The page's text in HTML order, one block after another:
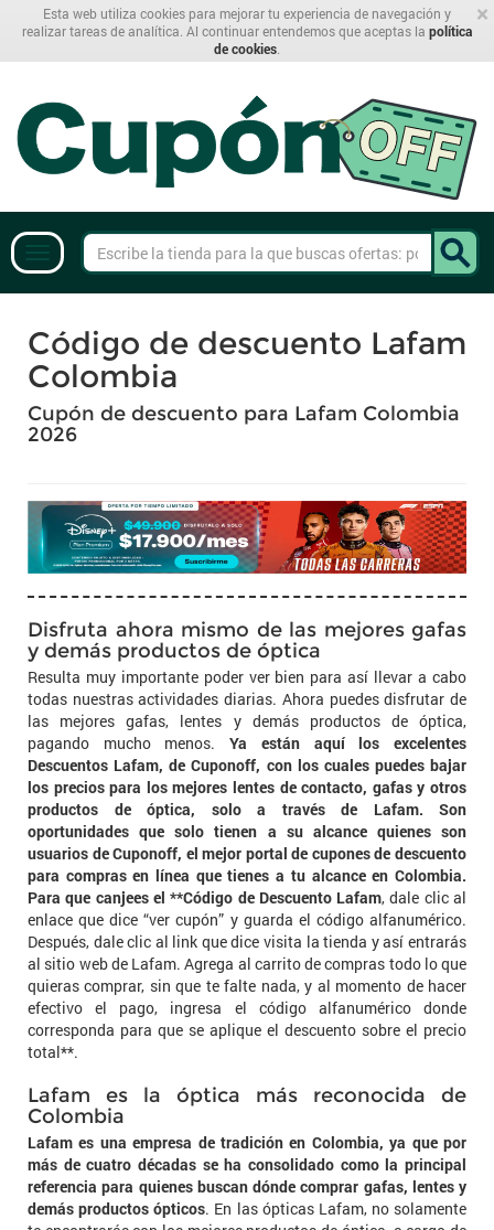
×
Esta web utiliza cookies para mejorar tu experiencia de navegación y
realizar tareas de analítica. Al continuar entendemos que aceptas la política
de cookies
Código de descuento Lafam
Colombia
Cupón de descuento para Lafam Colombia
2026
Disfruta ahora mismo de las mejores gafas
y demás productos de óptica
Resulta muy importante poder ver bien para así llevar a cabo
todas nuestras actividades diarias. Ahora puedes disfrutar de
las mejores gafas, lentes y demás productos de óptica,
pagando mucho menos.Ya están aquí los excelentes
Descuentos Lafam, de Cuponoff, con los cuales puedes bajar
los precios para los mejores lentes de contacto, gafas y otros
productos de óptica, solo a través de Lafam. Son
oportunidades que solo tienen a su alcance quienes son
usuarios de Cuponoff, el mejor portal de cupones de descuento
para compras en línea que tienes a tu alcance en Colombia.
Para que canjees el **Código de Descuento Lafam, dale clic al
enlace que dice “ver cupón” y guarda el código alfanumérico.
Después, dale clic al link que dice visita la tienda y así entrarás
al sitio web de Lafam. Agrega al carrito de compras todo lo que
quieras comprar, sin que te falte nada, y al momento de hacer
efectivo el pago, ingresa el código alfanumérico donde
corresponda para que se aplique el descuento sobre el precio
total**.
Lafam es la óptica más reconocida de
Colombia
Lafam es una empresa de tradición en Colombia, ya que por
más de cuatro décadas se ha consolidado como la principal
referencia para quienes buscan dónde comprar gafas, lentes y
demás productos ópticos. En las ópticas Lafam, no solamente